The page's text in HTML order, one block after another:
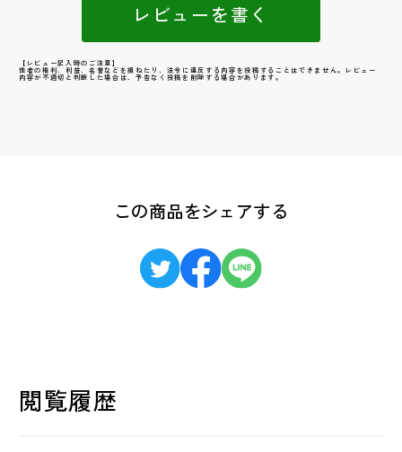
レビューを書く
【レビュー記入時のご注意】
他者の権利、利益、名誉などを損ねたり、法令に違反する内容を投稿することはできません。レビュー
内容が不適切と判断した場合は、予告なく投稿を削除する場合があります。
この商品をシェアする
閲覧履歴